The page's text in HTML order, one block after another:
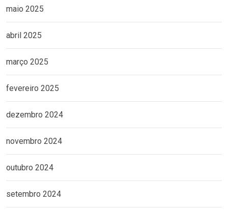
maio 2025
abril 2025
março 2025
fevereiro 2025
dezembro 2024
novembro 2024
outubro 2024
setembro 2024